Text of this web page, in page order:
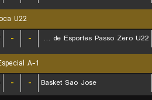
U22
- - Escolinha de Esportes Passo Zero U22
A-1
- - Basket Sao Jose